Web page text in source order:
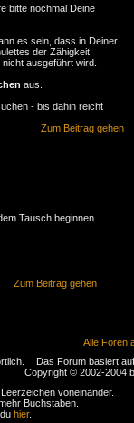
bitte nochmal Deine
es sein, dass in Deiner
der Zähigkeit
ausgeführt wird.
aus.
- bis dahin reicht
Zum Beitrag gehen
Tausch beginnen.
Zum Beitrag gehen
Alle Foren
Das Forum basiert auf
Copyright © 2002-2004
voneinander.
Buchstaben.
hier.